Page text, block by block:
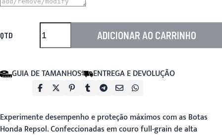
QTD ADICIONAR AO CARRINHO
GUIA DE TAMANHOS ENTREGA E DEVOLUÇÃO
Experimente desempenho e proteção máximos com as Botas
Honda Repsol. Confeccionadas em couro full-grain de alta